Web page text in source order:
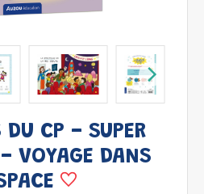
DU CP - SUPER
VOYAGE DANS